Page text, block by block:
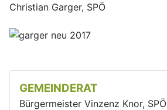
Christian Garger, SPÖ
GEMEINDERAT
Bürgermeister Vinzenz Knor, SPÖ